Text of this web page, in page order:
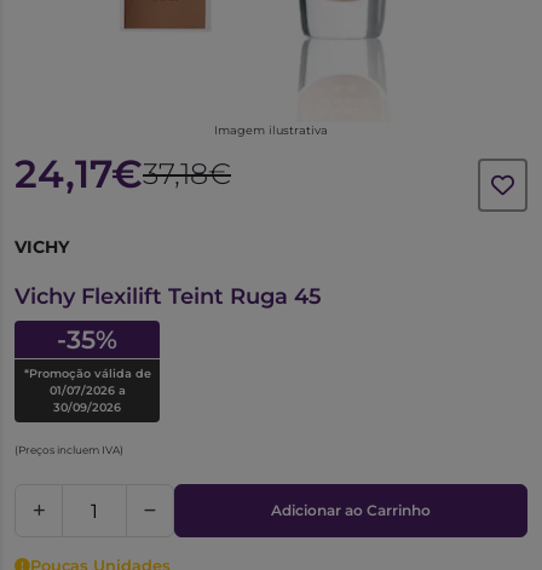
Imagem ilustrativa
24,17€37,18€
VICHY
Vichy Flexilift Teint Ruga 45
-35%
*Promoção válida de
01/07/2026 a
30/09/2026
(Preços incluem IVA)
Adicionar ao Carrinho
Poucas Unidades